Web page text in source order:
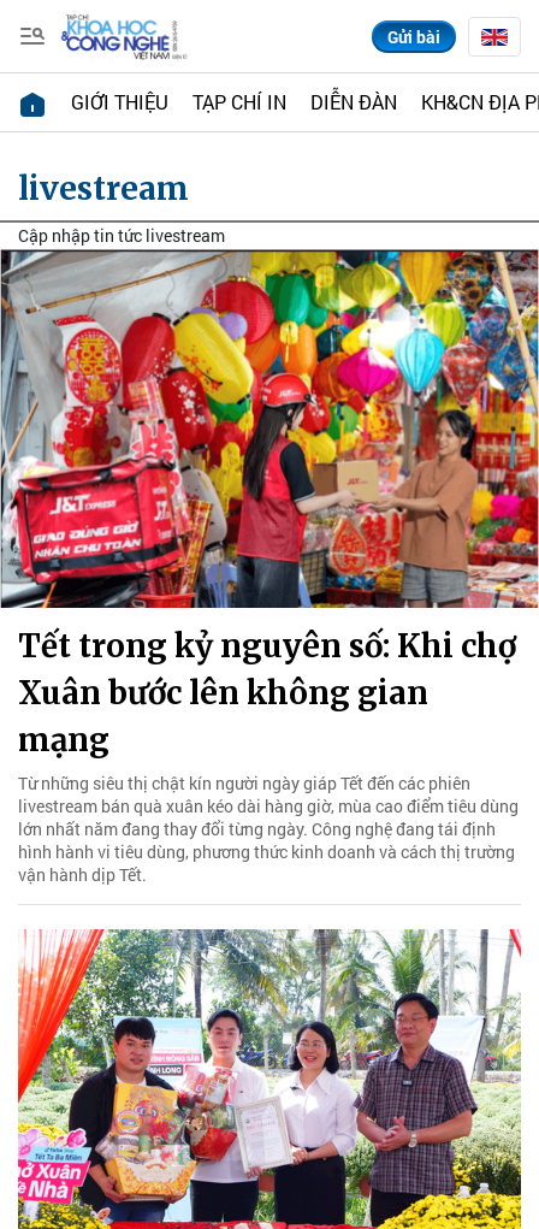
Gửi bài
GIỚI THIỆU TẠP CHÍ IN DIỄN ĐÀN KH&CN ĐỊA
livestream
Cập nhập tin tức livestream
Tết trong kỷ nguyên số: Khi chợ
Xuân bước lên không gian
mạng
Từ những siêu thị chật kín người ngày giáp Tết đến các phiên
livestream bán quà xuân kéo dài hàng giờ, mùa cao điểm tiêu dùng
lớn nhất năm đang thay đổi từng ngày. Công nghệ đang tái định
hình hành vi tiêu dùng, phương thức kinh doanh và cách thị trường
vận hành dịp Tết.